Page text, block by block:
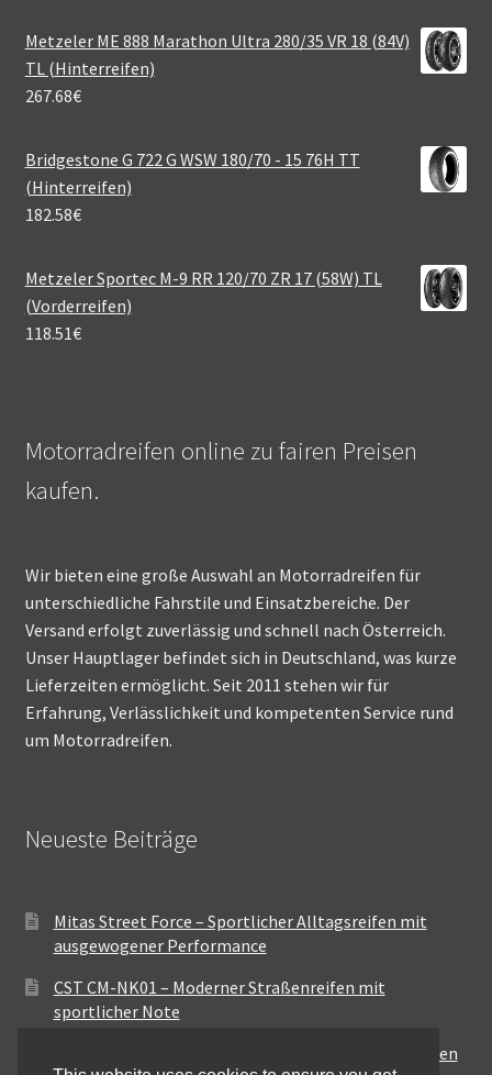
Metzeler ME 888 Marathon Ultra 280/35 VR 18 (84V)
TL (Hinterreifen)
267.68€
Bridgestone G 722 G WSW 180/70 - 15 76H TT
(Hinterreifen)
182.58€
Metzeler Sportec M-9 RR 120/70 ZR 17 (58W) TL
(Vorderreifen)
118.51€
Motorradreifen online zu fairen Preisen
kaufen.
Wir bieten eine große Auswahl an Motorradreifen für
unterschiedliche Fahrstile und Einsatzbereiche. Der
Versand erfolgt zuverlässig und schnell nach Österreich.
Unser Hauptlager befindet sich in Deutschland, was kurze
Lieferzeiten ermöglicht. Seit 2011 stehen wir für
Erfahrung, Verlässlichkeit und kompetenten Service rund
um Motorradreifen.
Neueste Beiträge
Mitas Street Force – Sportlicher Alltagsreifen mit
ausgewogener Performance
CST CM-NK01 – Moderner Straßenreifen mit
sportlicher Note
Maxxis MA-ST3 – Ausgewogener Sport-Touring-Reifen